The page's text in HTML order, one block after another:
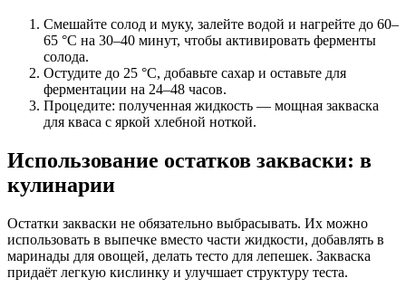
Смешайте солод и муку, залейте водой и нагрейте до 60–
65 °C на 30–40 минут, чтобы активировать ферменты
солода.
Остудите до 25 °C, добавьте сахар и оставьте для
ферментации на 24–48 часов.
Процедите: полученная жидкость — мощная закваска
для кваса с яркой хлебной ноткой.
Использование остатков закваски: в
кулинарии
Остатки закваски не обязательно выбрасывать. Их можно
использовать в выпечке вместо части жидкости, добавлять в
маринады для овощей, делать тесто для лепешек. Закваска
придаёт легкую кислинку и улучшает структуру теста.